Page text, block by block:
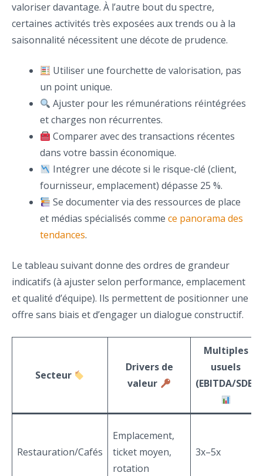
valoriser davantage. À l’autre bout du spectre,
certaines activités très exposées aux trends ou à la
saisonnalité nécessitent une décote de prudence.
Utiliser une fourchette de valorisation, pas
un point unique.
Ajuster pour les rémunérations réintégrées
et charges non récurrentes.
Comparer avec des transactions récentes
dans votre bassin économique.
Intégrer une décote si le risque-clé (client,
fournisseur, emplacement) dépasse 25 %.
Se documenter via des ressources de place
et médias spécialisés comme ce panorama des
tendances.
Le tableau suivant donne des ordres de grandeur
indicatifs (à ajuster selon performance, emplacement
et qualité d’équipe). Ils permettent de positionner une
offre sans biais et d’engager un dialogue constructif.
Secteur
Drivers de
valeur
Multiples
usuels
(EBITDA/SDE)
Restauration/Cafés
Emplacement,
ticket moyen,
rotation
3x–5x